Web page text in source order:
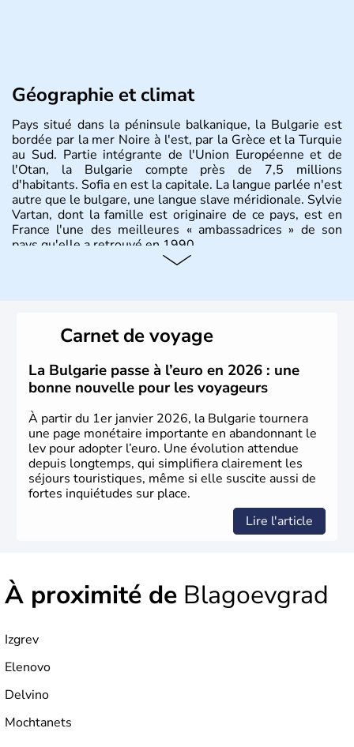
Géographie et climat
Pays situé dans la péninsule balkanique, la Bulgarie est
bordée par la mer Noire à l'est, par la Grèce et la Turquie
au Sud. Partie intégrante de l'Union Européenne et de
l'Otan, la Bulgarie compte près de 7,5 millions
d'habitants. Sofia en est la capitale. La langue parlée n'est
autre que le bulgare, une langue slave méridionale. Sylvie
Vartan, dont la famille est originaire de ce pays, est en
France l'une des meilleures « ambassadrices » de son
pays qu'elle a retrouvé en 1990.
au Sud. Très puissant au Moyen-Âge, c’est aujourd’hui
une république parlementaire démocratique. La principale
caractéristique de laBulgarieest sa division en bandes de
montagnes et de plaines orientées est-ouest.
Carnet de voyage
La Bulgarie passe à l’euro en 2026 : une
bonne nouvelle pour les voyageurs
À partir du 1er janvier 2026, la Bulgarie tournera
une page monétaire importante en abandonnant le
lev pour adopter l’euro. Une évolution attendue
depuis longtemps, qui simplifiera clairement les
séjours touristiques, même si elle suscite aussi de
fortes inquiétudes sur place.
Lire l'article
À proximité de Blagoevgrad
Izgrev
Elenovo
Delvino
Mochtanets